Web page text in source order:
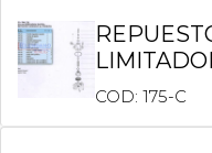
COD: 175-C